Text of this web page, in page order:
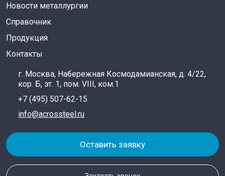
Новости металлургии
Справочник
Продукция
Контакты
г. Москва, Набережная Космодамианская, д. 4/22,
кор. Б, эт. 1, пом. VIII, ком.1
+7 (495) 507-62-15
info@acrossteel.ru
Оставить заявку